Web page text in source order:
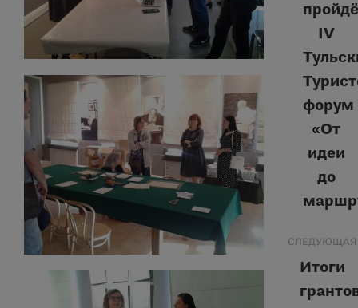
запись:
IV
форум
«От
идеи
до
СЛЕДУЮЩАЯ
Итоги